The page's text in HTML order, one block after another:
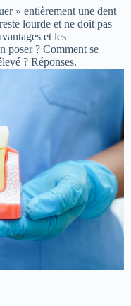
» entièrement une dent
lourde et ne doit pas
et les
poser ? Comment se
? Réponses.